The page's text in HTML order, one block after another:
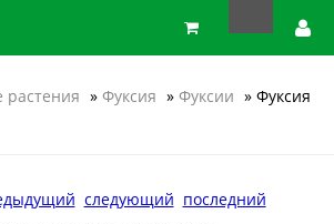
» Фуксия » Фуксии » Фуксия
следующий последний